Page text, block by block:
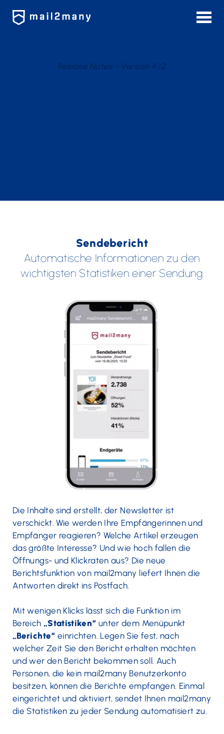
Release Notes - Version 4.12
Sendebericht
Automatische Informationen zu den
wichtigsten Statistiken einer Sendung
Die Inhalte sind erstellt, der Newsletter ist
verschickt. Wie werden Ihre Empfängerinnen und
Empfänger reagieren? Welche Artikel erzeugen
das größte Interesse? Und wie hoch fallen die
Öffnungs- und Klickraten aus? Die neue
Berichtsfunktion von mail2many liefert Ihnen die
Antworten direkt ins Postfach.
Mit wenigen Klicks lässt sich die Funktion im
Bereich „Statistiken“ unter dem Menüpunkt
„Berichte“ einrichten. Legen Sie fest, nach
welcher Zeit Sie den Bericht erhalten möchten
und wer den Bericht bekommen soll. Auch
Personen, die kein mail2many Benutzerkonto
besitzen, können die Berichte empfangen. Einmal
eingerichtet und aktiviert, sendet Ihnen mail2many
die Statistiken zu jeder Sendung automatisiert zu.